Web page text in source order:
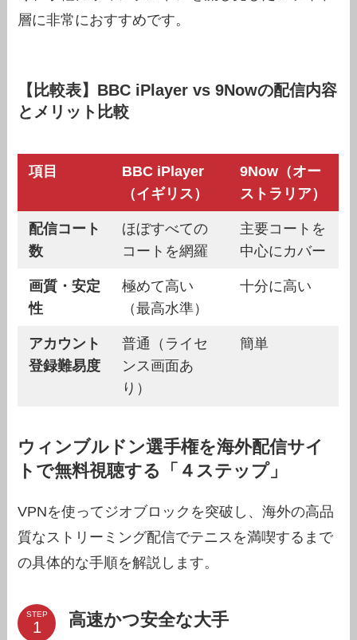
層に非常におすすめです。
【比較表】BBC iPlayer vs 9Nowの配信内容
とメリット比較
項目
BBC iPlayer
（イギリス）
9Now（オー
ストラリア）
配信コート
数
ほぼすべての
コートを網羅
主要コートを
中心にカバー
画質・安定
性
極めて高い
（最高水準）
十分に高い
アカウント
登録難易度
普通（ライセ
ンス画面あ
り）
簡単
ウィンブルドン選手権を海外配信サイ
トで無料視聴する「４ステップ」
VPNを使ってジオブロックを突破し、海外の高品
質なストリーミング配信でテニスを満喫するまで
の具体的な手順を解説します。
STEP
高速かつ安全な大手